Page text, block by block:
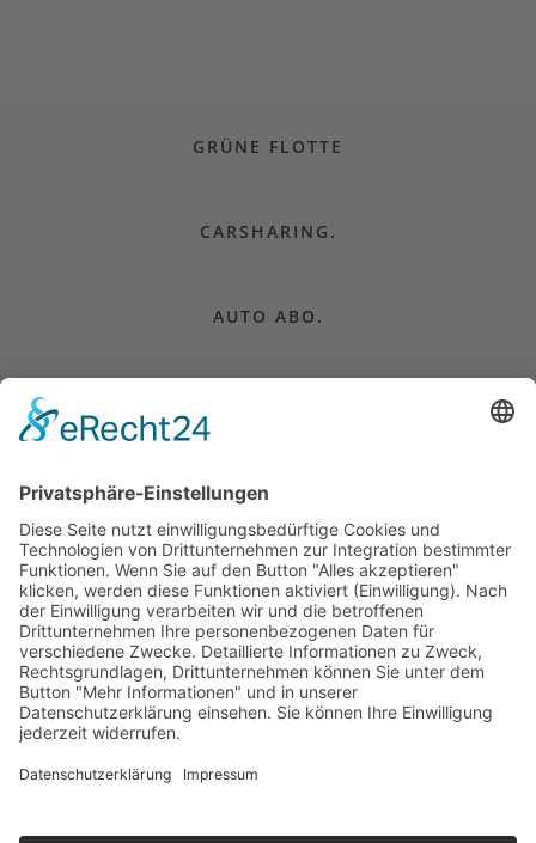
GRÜNE FLOTTE
CARSHARING.
AUTO ABO.
AUTO KAUFEN.
FÜR UNTERNEHMEN.